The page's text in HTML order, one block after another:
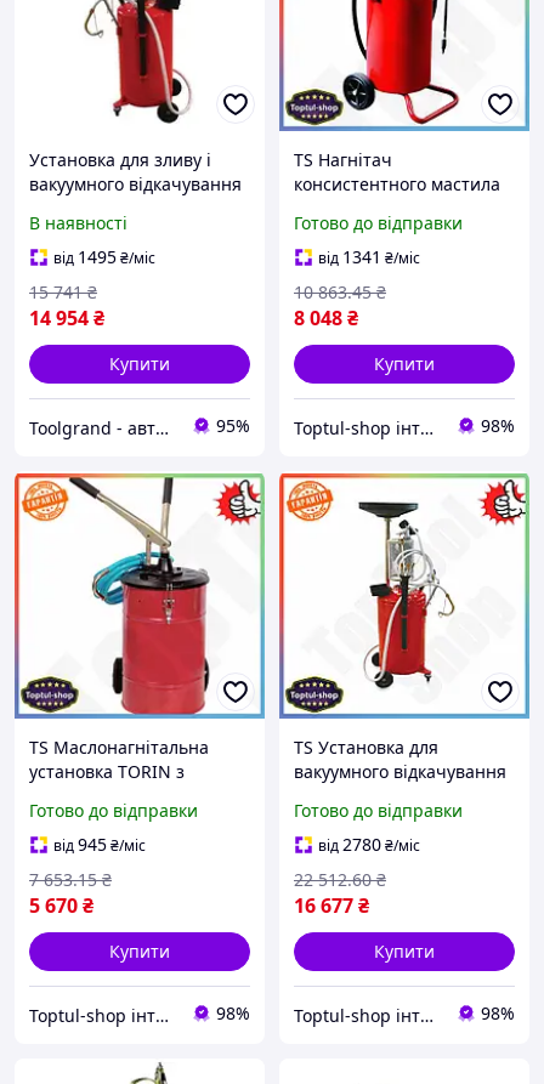
Установка для зливу і
вакуумного відкачування
90л Torin TRG2090
В наявності
від 1495₴/міс
14 954₴
15 741 ₴
Купити
Toolgrand - автосервісне обладнання та інструмент 95%
TS Нагнітач
консистентного мастила
25 МПа для автосервісів
та майстерень SHT55_Q
Готово до відправки
від 1341 ₴/міс
8 048₴
10 863.45 ₴
Купити
Toptul-shop інтернет магазин 98%
TS Маслонагнітальна
установка TORIN з
насосом для змащення
механізмів автомобіля
прес-маслянка SHT55_Q
Готово до відправки
від945₴/міс
5 670₴
7 653.15 ₴
Купити
Toptul-shop інтернет магазин 98%
TS Установка для
вакуумного відкачування
мірною колбою 90л
пневматична система для
зливу SHT55_Q
Готово до відправки
від2780₴/міс
16 677₴
22 512.60 ₴
Купити
Toptul-shop інтернет магазин 98%